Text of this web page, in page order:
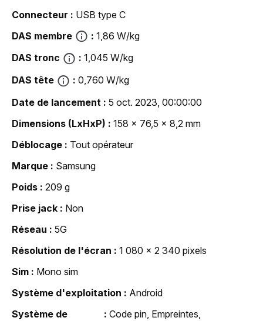
Connecteur
USB type C
DAS membre
1,86 W/kg
DAS tronc
1,045 W/kg
DAS tête
0,760 W/kg
Date de lancement
5 oct. 2023, 00:00:00
Dimensions (LxHxP)
158 x 76,5 x 8,2 mm
Déblocage
Tout opérateur
Marque
Samsung
Poids
209 g
Prise jack
Non
Réseau
5G
Résolution de l'écran
1 080 x 2 340 pixels
Sim
Mono sim
Système d'exploitation
Android
Système de
Code pin, Empreintes,